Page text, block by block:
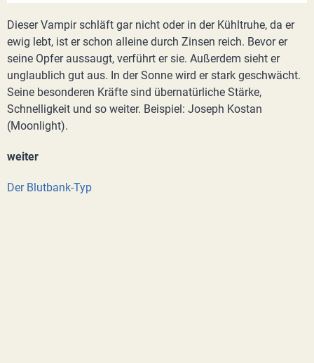
Dieser Vampir schläft gar nicht oder in der Kühltruhe, da er
ewig lebt, ist er schon alleine durch Zinsen reich. Bevor er
seine Opfer aussaugt, verführt er sie. Außerdem sieht er
unglaublich gut aus. In der Sonne wird er stark geschwächt.
Seine besonderen Kräfte sind übernatürliche Stärke,
Schnelligkeit und so weiter. Beispiel: Joseph Kostan
(Moonlight).
weiter
Der Blutbank-Typ